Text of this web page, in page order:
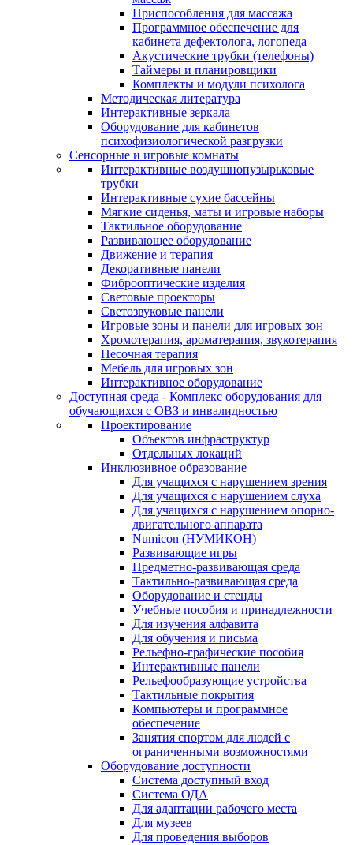
Приспособления для массажа
Программное обеспечение для
кабинета дефектолога, логопеда
Акустические трубки (телефоны)
Таймеры и планировщики
Комплекты и модули психолога
Методическая литература
Интерактивные зеркала
Оборудование для кабинетов
психофизиологической разгрузки
Сенсорные и игровые комнаты
Интерактивные воздушнопузырьковые
трубки
Интерактивные сухие бассейны
Мягкие сиденья, маты и игровые наборы
Тактильное оборудование
Развивающее оборудование
Движение и терапия
Декоративные панели
Фиброоптические изделия
Световые проекторы
Светозвуковые панели
Игровые зоны и панели для игровых зон
Хромотерапия, ароматерапия, звукотерапия
Песочная терапия
Мебель для игровых зон
Интерактивное оборудование
Доступная среда - Комплекс оборудования для
обучающихся с ОВЗ и инвалидностью
Проектирование
Объектов инфраструктур
Отдельных локаций
Инклюзивное образование
Для учащихся с нарушением зрения
Для учащихся с нарушением слуха
Для учащихся с нарушением опорно-
двигательного аппарата
Numicon (НУМИКОН)
Развивающие игры
Предметно-развивающая среда
Тактильно-развивающая среда
Оборудование и стенды
Учебные пособия и принадлежности
Для изучения алфавита
Для обучения и письма
Рельефно-графические пособия
Интерактивные панели
Рельефообразующие устройства
Тактильные покрытия
Компьютеры и программное
обеспечение
Занятия спортом для людей с
ограниченными возможностями
Оборудование доступности
Система доступный вход
Система ОДА
Для адаптации рабочего места
Для музеев
Для проведения выборов